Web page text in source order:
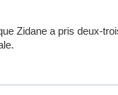
Zidane a pris deux-